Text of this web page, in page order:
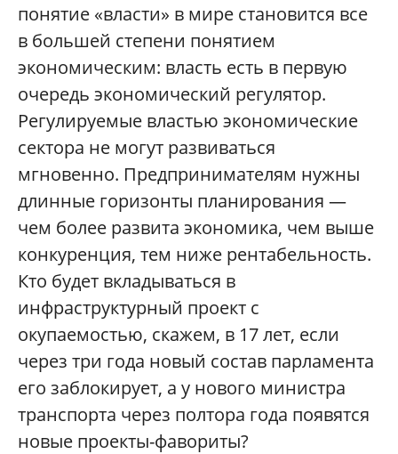
понятие «власти» в мире становится все
в большей степени понятием
экономическим: власть есть в первую
очередь экономический регулятор.
Регулируемые властью экономические
сектора не могут развиваться
мгновенно. Предпринимателям нужны
длинные горизонты планирования —
чем более развита экономика, чем выше
конкуренция, тем ниже рентабельность.
Кто будет вкладываться в
инфраструктурный проект с
окупаемостью, скажем, в 17 лет, если
через три года новый состав парламента
его заблокирует, а у нового министра
транспорта через полтора года появятся
новые проекты-фавориты?